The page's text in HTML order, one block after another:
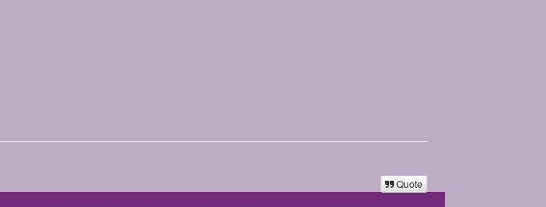
Quote